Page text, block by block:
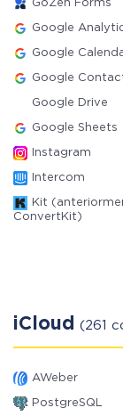
GoZen Forms
Google
Google
Google
Google Drive
Google Sheets
Instagram
Intercom
Kit
ConvertKit)
iCloud (261
AWeber
PostgreSQL